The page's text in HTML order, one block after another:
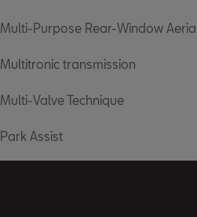
Multi-Purpose Rear-Window
Multitronic transmission
Multi-Valve Technique
Park Assist